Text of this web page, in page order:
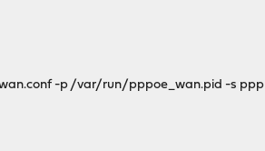
-p /var/run/pppoe_wan.pid -s ppp